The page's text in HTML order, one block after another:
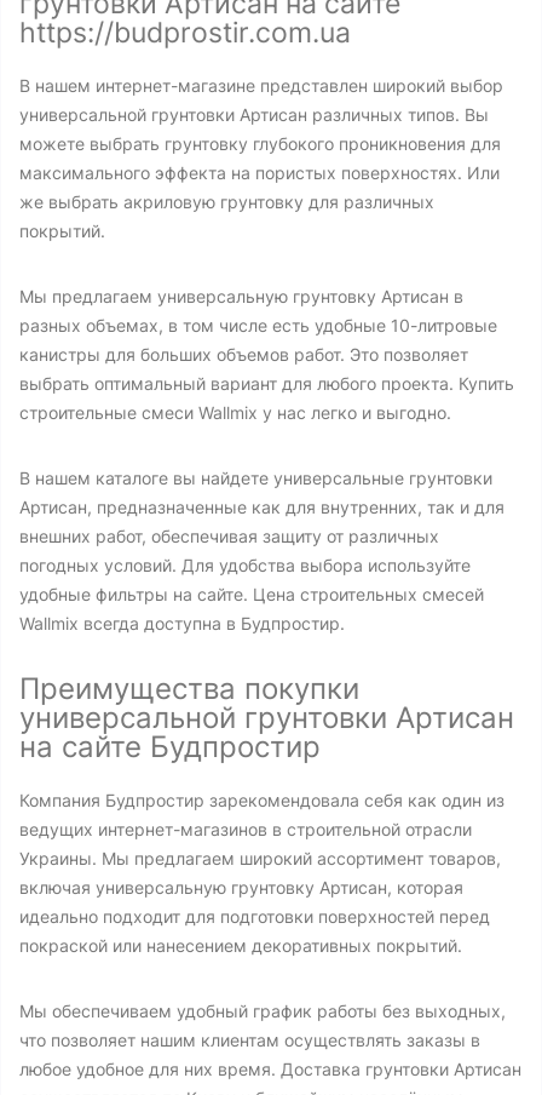
https://budprostir.com.ua
В нашем интернет-магазине представлен широкий выбор
универсальной грунтовки Артисан различных типов. Вы
можете выбрать грунтовку глубокого проникновения для
максимального эффекта на пористых поверхностях. Или
же выбрать акриловую грунтовку для различных
покрытий.
Мы предлагаем универсальную грунтовку Артисан в
разных объемах, в том числе есть удобные 10-литровые
канистры для больших объемов работ. Это позволяет
выбрать оптимальный вариант для любого проекта. Купить
строительные смеси Wallmix у нас легко и выгодно.
В нашем каталоге вы найдете универсальные грунтовки
Артисан, предназначенные как для внутренних, так и для
внешних работ, обеспечивая защиту от различных
погодных условий. Для удобства выбора используйте
удобные фильтры на сайте. Цена строительных смесей
Wallmix всегда доступна в Будпростир.
Преимущества покупки
универсальной грунтовки Артисан
на сайте Будпростир
Компания Будпростир зарекомендовала себя как один из
ведущих интернет-магазинов в строительной отрасли
Украины. Мы предлагаем широкий ассортимент товаров,
включая универсальную грунтовку Артисан, которая
идеально подходит для подготовки поверхностей перед
покраской или нанесением декоративных покрытий.
Мы обеспечиваем удобный график работы без выходных,
что позволяет нашим клиентам осуществлять заказы в
любое удобное для них время. Доставка грунтовки Артисан